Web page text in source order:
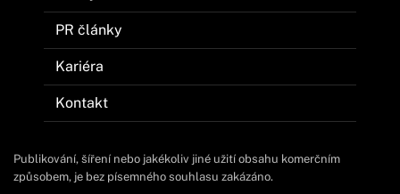
PR články
Kariéra
Kontakt
Publikování, šíření nebo jakékoliv jiné užití obsahu komerčním
způsobem, je bez písemného souhlasu zakázáno.